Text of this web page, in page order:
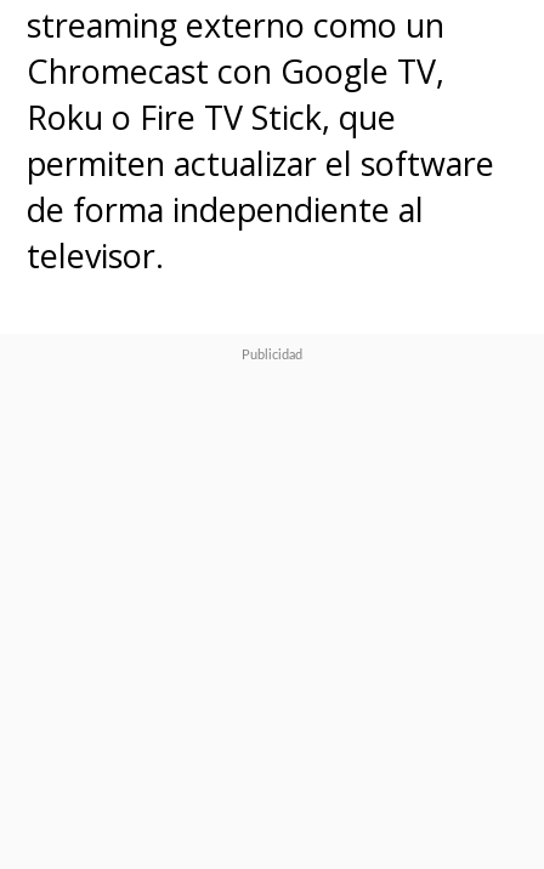
streaming externo como un
Chromecast con Google TV,
Roku o Fire TV Stick, que
permiten actualizar el software
de forma independiente al
televisor.